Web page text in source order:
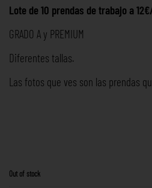
Lote de 10 prendas de trabajo a
GRADO A y PREMIUM
Diferentes tallas.
Las fotos que ves son las prendas
Out of stock